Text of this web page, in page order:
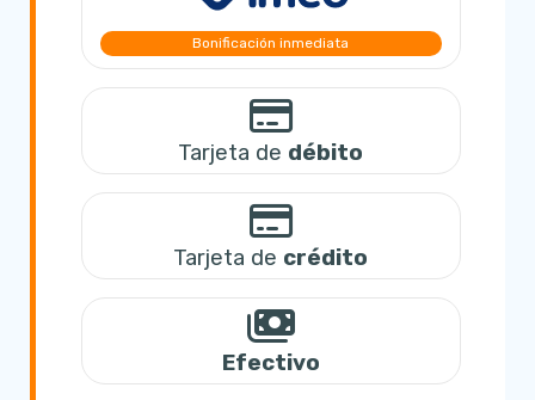
Bonificación inmediata
Tarjeta de débito
Tarjeta de crédito
Efectivo